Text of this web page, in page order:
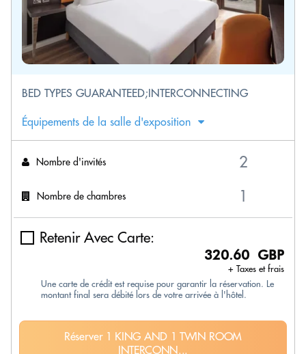
BED TYPES GUARANTEED;INTERCONNECTING
Équipements de la salle d'exposition
Nombre d'invités
Nombre de chambres
Retenir Avec Carte:
320.60 GBP
+ Taxes et frais
Une carte de crédit est requise pour garantir la réservation. Le
montant final sera débité lors de votre arrivée à l'hôtel.
Réserver 1 KING AND 1 TWIN ROOM
INTERCONN...